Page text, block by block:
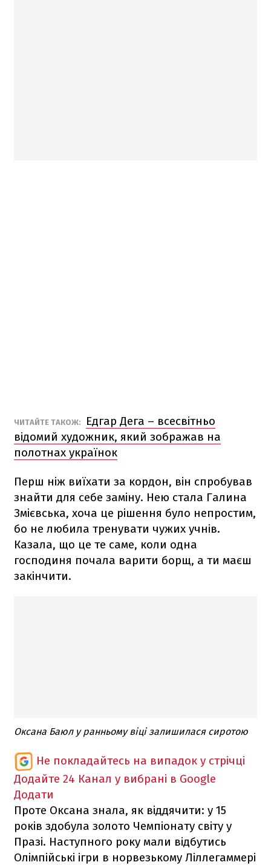
ЧИТАЙТЕ ТАКОЖ:
Едгар Дега – всесвітньо
відомий художник, який зображав на
полотнах українок
Перш ніж виїхати за кордон, він спробував
знайти для себе заміну. Нею стала Галина
Змієвська, хоча це рішення було непростим,
бо не любила тренувати чужих учнів.
Казала, що це те саме, коли одна
господиня почала варити борщ, а ти маєш
закінчити.
Оксана Баюл у ранньому віці залишилася сиротою
Не покладайтесь на випадок у стрічці
Додайте 24 Канал у вибрані в Google
Додати
Проте Оксана знала, як віддячити: у 15
років здобула золото Чемпіонату світу у
Празі. Наступного року мали відбутись
Олімпійські ігри в норвезькому Ліллегаммері